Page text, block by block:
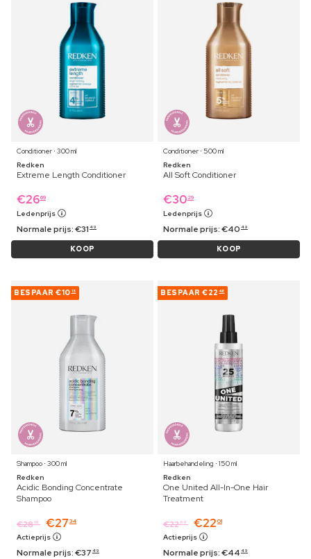
Conditioner ⋅ 300 ml
Redken
Extreme Length Conditioner
€2669
Ledenprijs
Normale prijs:€31 49
KOOP
Conditioner ⋅ 500 ml
Redken
All Soft Conditioner
€30 29
Ledenprijs
Normale prijs:€40 49
KOOP
BESPAAR €10 15
Shampoo ⋅ 300 ml
Redken
Acidic Bonding Concentrate
Shampoo
€2819 €27 34
Actieprijs
Normale prijs:€37 49
BESPAAR €22 48
Haarbehandeling ⋅ 150 ml
Redken
One United All-In-One Hair
Treatment
€22 69 €22 01
Actieprijs
Normale prijs:€44 49